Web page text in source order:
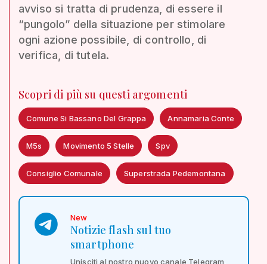
avviso si tratta di prudenza, di essere il
“pungolo” della situazione per stimolare
ogni azione possibile, di controllo, di
verifica, di tutela.
Scopri di più su questi argomenti
Comune Si Bassano Del Grappa Annamaria Conte
M5s Movimento 5 Stelle Spv
Consiglio Comunale Superstrada Pedemontana
New
Notizie flash sul tuo
smartphone
Unisciti al nostro nuovo canale Telegram,